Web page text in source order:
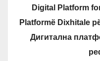
Digital Platform
Platformë Dixhitale
Дигитална